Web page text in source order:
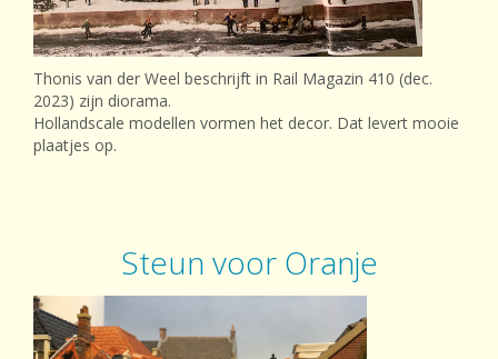
Thonis van der Weel beschrijft in Rail Magazin 410 (dec.
2023) zijn diorama.
Hollandscale modellen vormen het decor. Dat levert mooie
plaatjes op.
Steun voor Oranje